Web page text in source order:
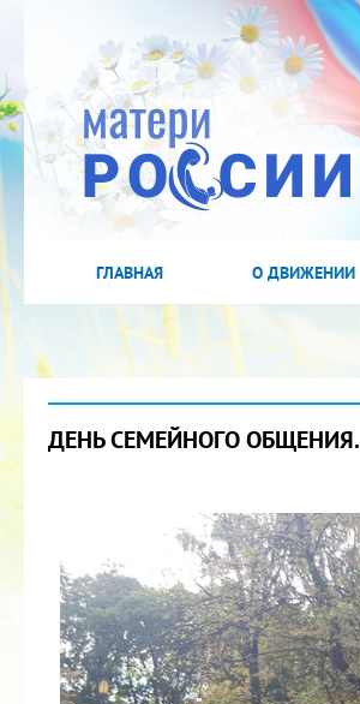
ГЛАВНАЯ О ДВИЖЕНИИ
ДЕНЬ СЕМЕЙНОГО ОБЩЕНИЯ.